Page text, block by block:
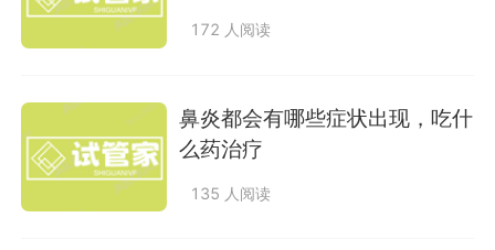
172 人阅读
鼻炎都会有哪些症状出现，吃什
么药治疗
135 人阅读